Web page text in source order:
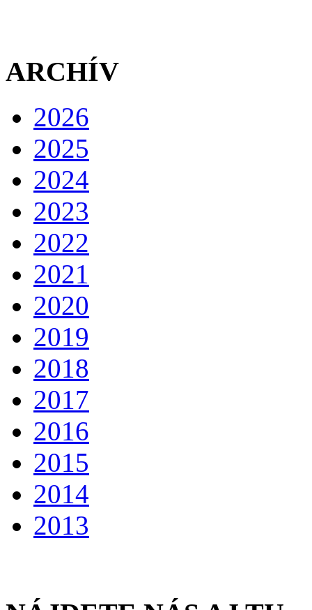
ARCHÍV
2026
2025
2024
2023
2022
2021
2020
2019
2018
2017
2016
2015
2014
2013